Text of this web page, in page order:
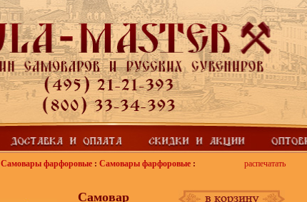
Самовары фарфоровые : Самовары фарфоровые : распечатать
Самовар